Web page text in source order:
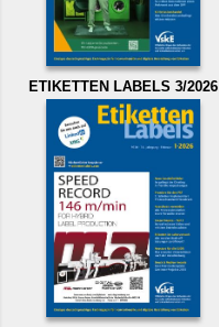
ETIKETTEN LABELS 3/2026